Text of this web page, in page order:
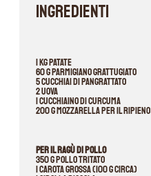
INGREDIENTI
1 kg patate
60 g parmigiano grattugiato
5 cucchiai di pangrattato
2 uova
1 cucchiaino di curcuma
200 g mozzarella per il ripieno
Per il ragù di pollo
350 g pollo tritato
1 carota grossa (100 g circa)